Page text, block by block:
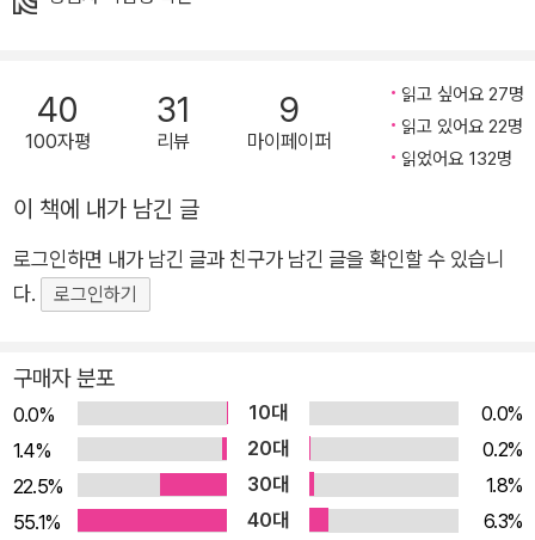
추와 진달래꽃을 피워 내는 마법을 지닌 존재임에도 말이다. 연이
의 아니무스인 버들 도령을 만나고 나이 든 여인의 통제와 억압을
넘어서면서 보다 성숙하고 주체적인 자아로 거듭난다. 전 세계에
널리 퍼져 있는 계모 설화 중 하나인 〈연이와 버들 도령〉을 사람
이라면 누구나 거쳐야 할 자아 통합과 성장의 과정으로 재해석해
있는 우리 모두에게 보내는 희망의 메시지이기도 하다. 우리 속에
는 이 긴 겨울을 견디게 할 풍요로운 내면의 동굴이 있으며, 우리
갈 것이라는……. 독보적인 3D 일러스트레이션 기법의 집대성 백
희나 작가는 종이, 헝겊, 스컬피(sculpy) 같은 다양한 재료를 활
용해 캐릭터와 세트를 직접 만들고 촬영하는 3D 일러스트레이션
기법으로 자신만의 독특한 작품 세계를 구축해 왔다. 《연이와 버
들 도령》은 기법적인 면에서도 지금껏 작가가 선보였던 다양한
40
100자평
31
리뷰
9
마이페이퍼
읽고 싶어요 27명
읽고 있어요 22명
읽었어요 132명
이 책에 내가 남긴 글
로그인하면 내가 남긴 글과 친구가 남긴 글을 확인할 수 있습니
다.
로그인하기
구매자 분포
0.0% 10대
0.0%
1.4%
20대
0.2%
22.5%
30대
1.8%
55.1%
40대
6.3%